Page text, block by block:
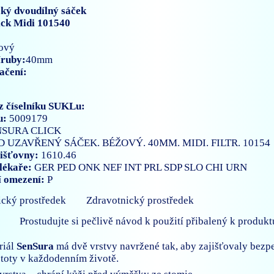
dvoudílný sáček
Midi 101540
40mm
číselníku SUKLu:
5009179
CLICK
UZAVŘENÝ SÁČEK. BÉŽOVÝ. 40MM. MIDI. FILTR. 10154
1610.46
GERPED ONK NEF INTPRL SDP SLO CHI URN
P
Zdravotnický prostředek
Prostudujte si pečlivě návod k použití přibalený k
SenSura má dvě vrstvy navržené tak, aby zajišťovaly
v každodenním životě.